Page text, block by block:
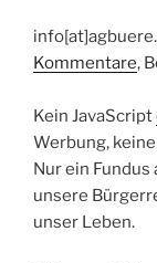
Kommentare,
Kein JavaScript
Werbung,
Nur ein
unsere
unser Leben.